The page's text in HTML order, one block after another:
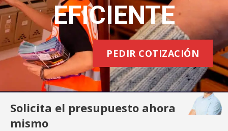
EFICIENTE
PEDIR COTIZACIÓN
Solicita el presupuesto ahora
mismo